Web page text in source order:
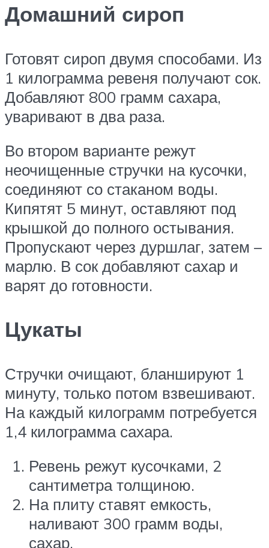
Домашний сироп
Готовят сироп двумя способами. Из
1 килограмма ревеня получают сок.
Добавляют 800 грамм сахара,
уваривают в два раза.
Во втором варианте режут
неочищенные стручки на кусочки,
соединяют со стаканом воды.
Кипятят 5 минут, оставляют под
крышкой до полного остывания.
Пропускают через дуршлаг, затем –
марлю. В сок добавляют сахар и
варят до готовности.
Цукаты
Стручки очищают, бланшируют 1
минуту, только потом взвешивают.
На каждый килограмм потребуется
1,4 килограмма сахара.
Ревень режут кусочками, 2
сантиметра толщиною.
На плиту ставят емкость,
наливают 300 грамм воды,
сахар.